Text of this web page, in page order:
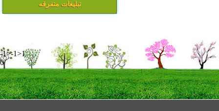
تبلیغات متفرقه
-1>-1>1
0